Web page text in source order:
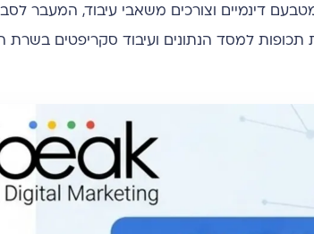
דינמיים וצורכים משאבי עיבוד, המעבר
תכופות למסד הנתונים ועיבוד סקריפטים